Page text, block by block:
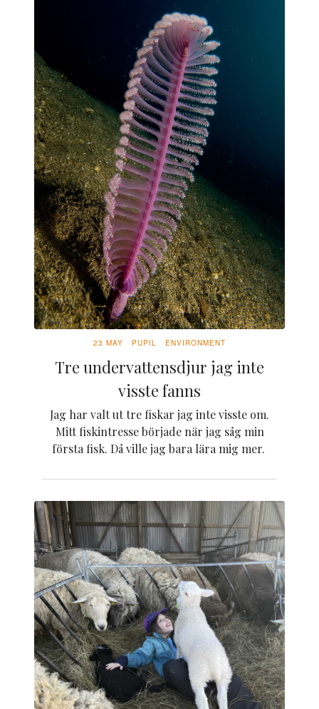
23 MAY PUPIL ENVIRONMENT
Tre undervattensdjur jag inte
visste fanns
Jag har valt ut tre fiskar jag inte visste om.
Mitt fiskintresse började när jag såg min
första fisk. Då ville jag bara lära mig mer.